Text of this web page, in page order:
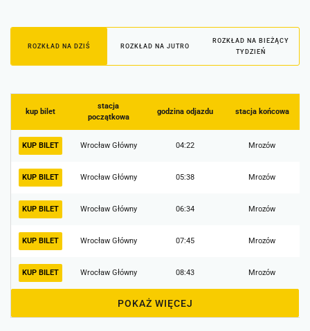
ROZKŁAD NA DZIŚ ROZKŁAD NA JUTRO
ROZKŁAD NA BIEŻĄCY
TYDZIEŃ
stacja
początkowa
godzina odjazdu stacja końcowa
kup bilet
Wrocław Główny 04:22 Mrozów
KUP BILET
Wrocław Główny 05:38 Mrozów
KUP BILET
Wrocław Główny 06:34 Mrozów
KUP BILET
Wrocław Główny 07:45 Mrozów
KUP BILET
Wrocław Główny 08:43 Mrozów
KUP BILET
POKAŻ WIĘCEJ